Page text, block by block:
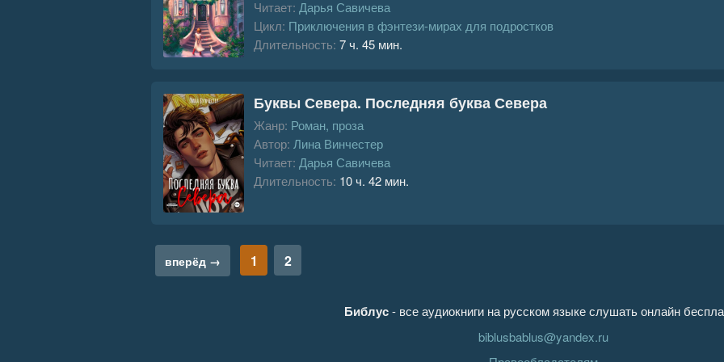
Читает: Дарья Савичева
Цикл: Приключения в фэнтези-мирах для подростков
Длительность: 7 ч. 45 мин.
Буквы Севера. Последняя буква Севера
Жанр: Роман, проза
Автор: Лина Винчестер
Читает: Дарья Савичева
Длительность: 10 ч. 42 мин.
вперёд → 1 2
Библус- все аудиокниги на русском языке слушать онлайн
biblusbablus@yandex.ru